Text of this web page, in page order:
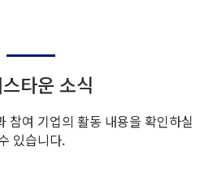
타운 소식
참여 기업의 활동 내용을 확인하실
있습니다.